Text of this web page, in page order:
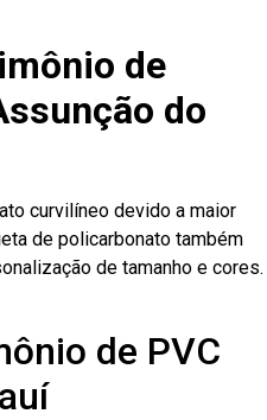
de
do
curvilíneo devido a maior
de policarbonato também
de tamanho e cores.
de PVC